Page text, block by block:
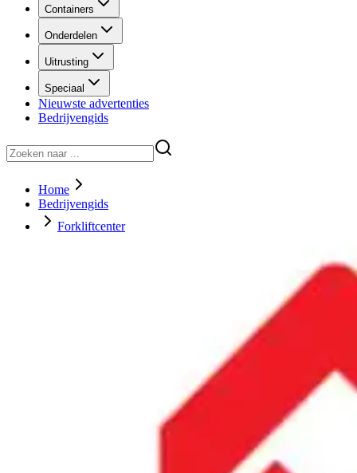
Containers
Onderdelen
Uitrusting
Speciaal
Nieuwste advertenties
Bedrijvengids
Home
Bedrijvengids
Forkliftcenter